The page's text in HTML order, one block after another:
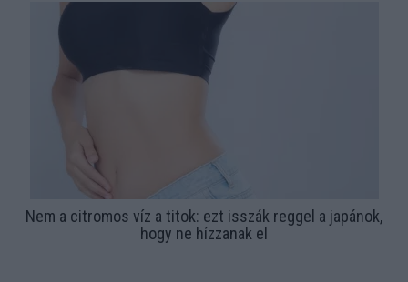
Nem a citromos víz a titok: ezt isszák reggel a japánok,
hogy ne hízzanak el